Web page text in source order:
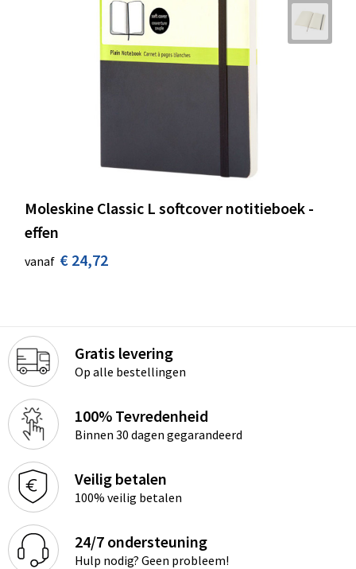
Moleskine Classic L softcover notitieboek -
effen
vanaf € 24,72
Gratis levering
Op alle bestellingen
100% Tevredenheid
Binnen 30 dagen gegarandeerd
Veilig betalen
100% veilig betalen
24/7 ondersteuning
Hulp nodig? Geen probleem!